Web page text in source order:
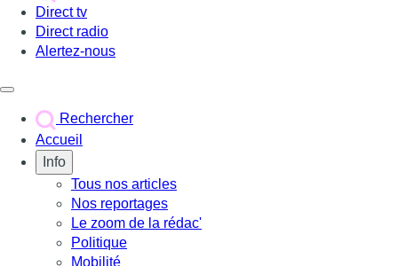
Direct tv
Direct radio
Alertez-nous
Rechercher
Accueil
Info
Tous nos articles
Nos reportages
Le zoom de la rédac'
Politique
Mobilité